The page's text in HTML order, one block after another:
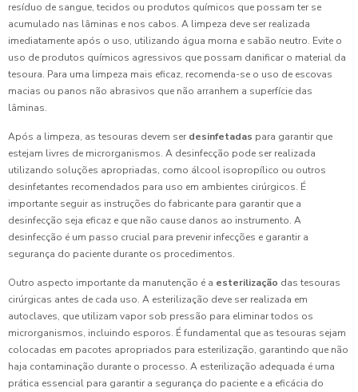
resíduo de sangue, tecidos ou produtos químicos que possam ter se
acumulado nas lâminas e nos cabos. A limpeza deve ser realizada
imediatamente após o uso, utilizando água morna e sabão neutro. Evite o
uso de produtos químicos agressivos que possam danificar o material da
tesoura. Para uma limpeza mais eficaz, recomenda-se o uso de escovas
macias ou panos não abrasivos que não arranhem a superfície das
lâminas.
Após a limpeza, as tesouras devem ser desinfetadas para garantir que
estejam livres de microrganismos. A desinfecção pode ser realizada
utilizando soluções apropriadas, como álcool isopropílico ou outros
desinfetantes recomendados para uso em ambientes cirúrgicos. É
importante seguir as instruções do fabricante para garantir que a
desinfecção seja eficaz e que não cause danos ao instrumento. A
desinfecção é um passo crucial para prevenir infecções e garantir a
segurança do paciente durante os procedimentos.
Outro aspecto importante da manutenção é a esterilização das tesouras
cirúrgicas antes de cada uso. A esterilização deve ser realizada em
autoclaves, que utilizam vapor sob pressão para eliminar todos os
microrganismos, incluindo esporos. É fundamental que as tesouras sejam
colocadas em pacotes apropriados para esterilização, garantindo que não
haja contaminação durante o processo. A esterilização adequada é uma
prática essencial para garantir a segurança do paciente e a eficácia do